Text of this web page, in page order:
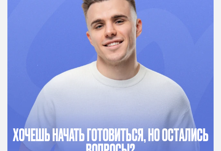
ХОЧЕШЬ НАЧАТЬ ГОТОВИТЬСЯ, НО ОСТАЛИСЬ